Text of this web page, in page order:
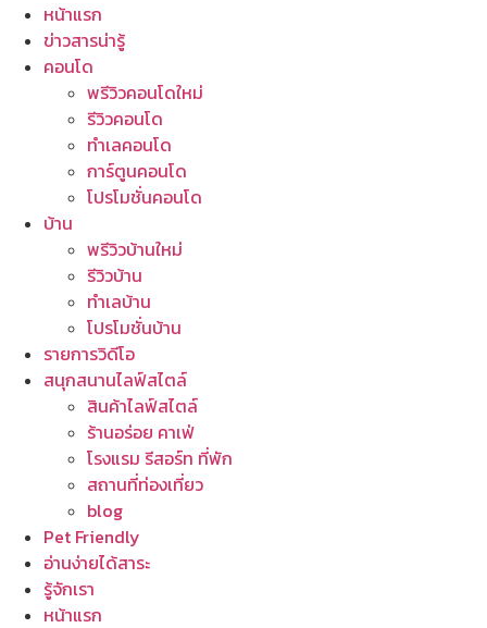
หน้าแรก
ข่าวสารน่ารู้
คอนโด
พรีวิวคอนโดใหม่
รีวิวคอนโด
ทำเลคอนโด
การ์ตูนคอนโด
โปรโมชั่นคอนโด
บ้าน
พรีวิวบ้านใหม่
รีวิวบ้าน
ทำเลบ้าน
โปรโมชั่นบ้าน
รายการวิดีโอ
สนุกสนานไลฟ์สไตล์
สินค้าไลฟ์สไตล์
ร้านอร่อย คาเฟ่
โรงแรม รีสอร์ท ที่พัก
สถานที่ท่องเที่ยว
blog
Pet Friendly
อ่านง่ายได้สาระ
รู้จักเรา
หน้าแรก